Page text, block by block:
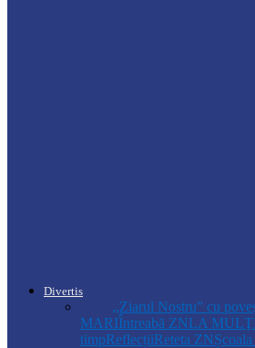
Divertis
,,Ziarul Nostru” cu
MARIÎntreabă ZNLA
timpReflecțiiReteta ZNȘcoala